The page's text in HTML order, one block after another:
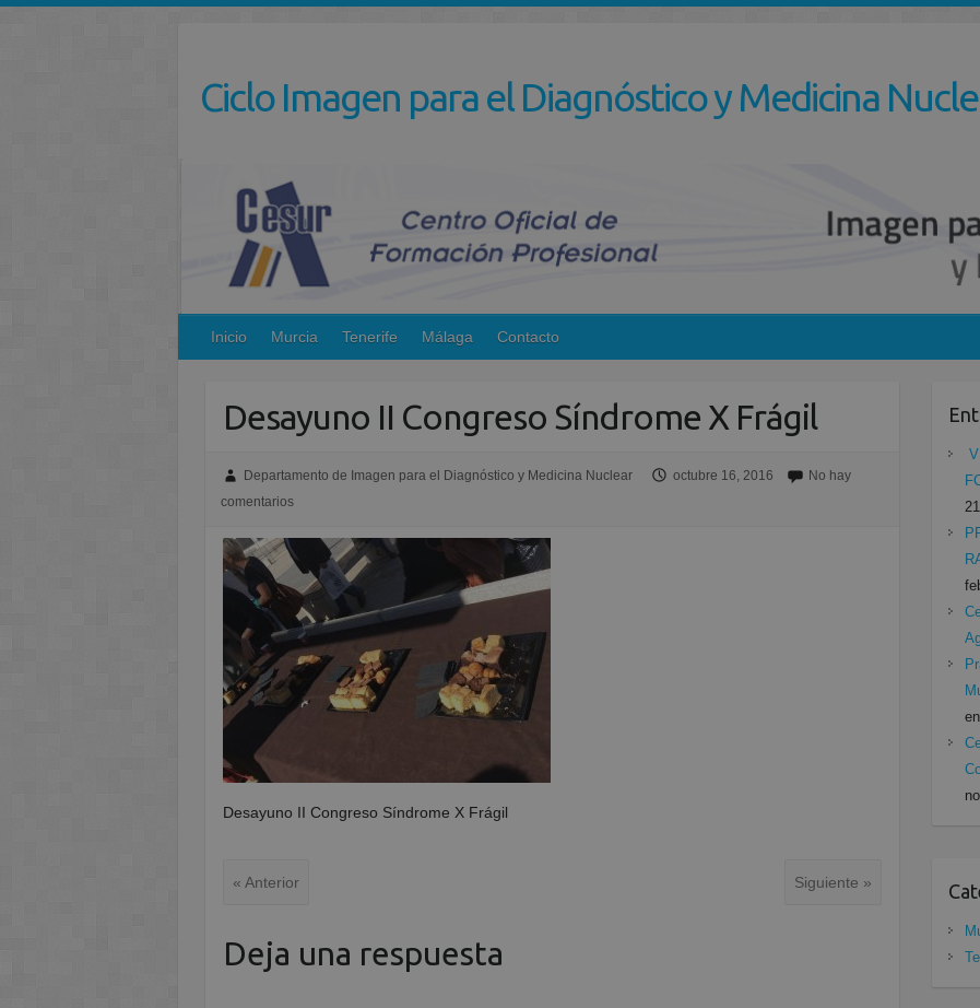
Ciclo Imagen para el Diagnóstico y Medicina
Inicio Murcia Tenerife Málaga Contacto
Desayuno II Congreso Síndrome X Frágil
Departamento de Imagen para el Diagnóstico y Medicina Nuclear octubre 16, 2016
No hay
comentarios
Desayuno II Congreso Síndrome X Frágil
« Anterior Siguiente »
Deja una respuesta